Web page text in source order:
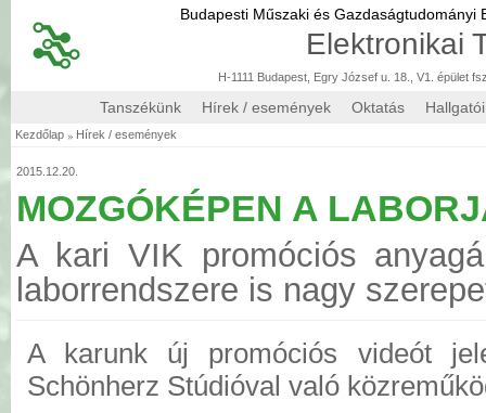
Budapesti Műszaki és Gazdaságtudományi
Elektronikai
H-1111 Budapest, Egry József u. 18., V1. épület
Tanszékünk Hírek / események Oktatás
Kezdőlap » Hírek / események
2015.12.20.
MOZGÓKÉPEN A
A kari VIK promóciós
laborrendszere is nagy
A karunk új promóciós videót
Schönherz Stúdióval való